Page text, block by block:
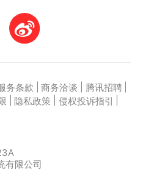
务条款 商务洽谈 腾讯招聘
隐私政策 侵权投诉指引
有限公司